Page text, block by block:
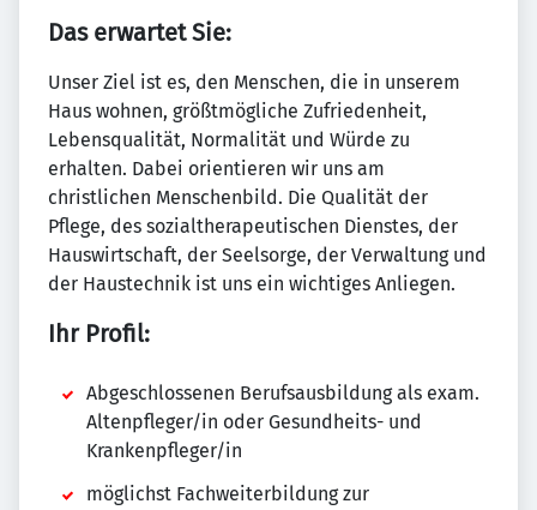
Das erwartet Sie:
Unser Ziel ist es, den Menschen, die in unserem
Haus wohnen, größtmögliche Zufriedenheit,
Lebensqualität, Normalität und Würde zu
erhalten. Dabei orientieren wir uns am
christlichen Menschenbild. Die Qualität der
Pflege, des sozialtherapeutischen Dienstes, der
Hauswirtschaft, der Seelsorge, der Verwaltung und
der Haustechnik ist uns ein wichtiges Anliegen.
Ihr Profil:
Abgeschlossenen Berufsausbildung als exam.
Altenpfleger/in oder Gesundheits- und
Krankenpfleger/in
möglichst Fachweiterbildung zur